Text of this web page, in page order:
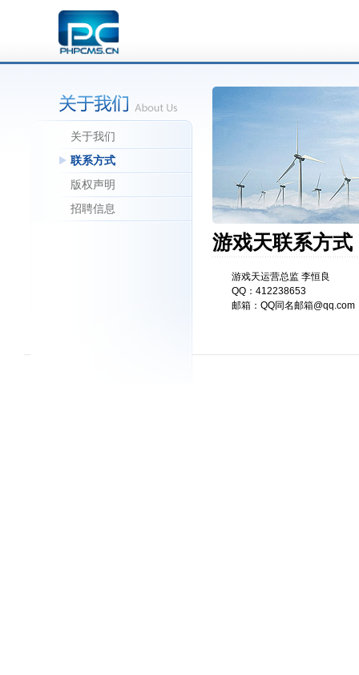
关于我们
联系方式
版权声明
招聘信息
游戏天联系方式
游戏天运营总监 李恒良
QQ：412238653
邮箱：QQ同名邮箱@qq.com